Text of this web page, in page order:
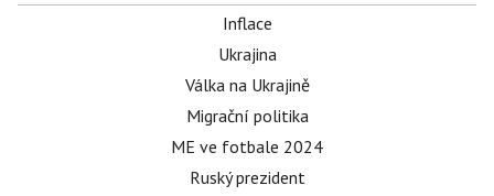
Inflace
Ukrajina
Válka na Ukrajině
Migrační politika
ME ve fotbale 2024
Ruský prezident